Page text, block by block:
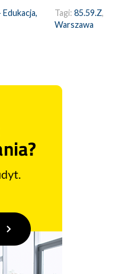
Tagi: 85.59.Z,
Warszawa